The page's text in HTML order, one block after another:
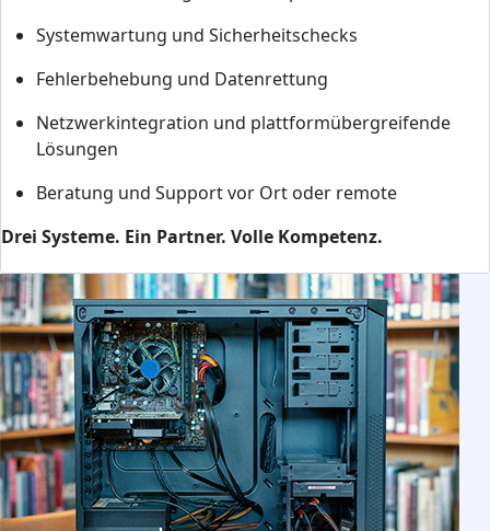
Systemwartung und Sicherheitschecks
Fehlerbehebung und Datenrettung
Netzwerkintegration und plattformübergreifende
Lösungen
Beratung und Support vor Ort oder remote
Drei Systeme. Ein Partner. Volle Kompetenz.